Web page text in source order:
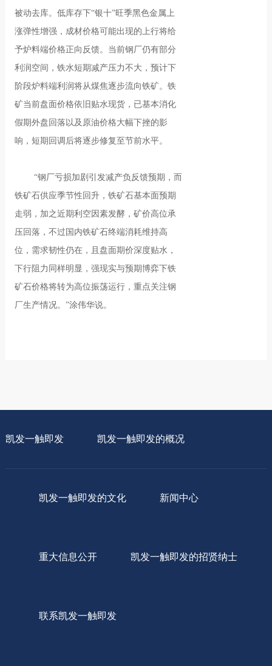
被动去库。低库存下“银十”旺季黑色金属上
涨弹性增强，成材价格可能出现的上行将给
予炉料端价格正向反馈。当前钢厂仍有部分
利润空间，铁水短期减产压力不大，预计下
阶段炉料端利润将从煤焦逐步流向铁矿。铁
矿当前盘面价格依旧贴水现货，已基本消化
假期外盘回落以及原油价格大幅下挫的影
响，短期回调后将逐步修复至节前水平。
“钢厂亏损加剧引发减产负反馈预期，而
铁矿石供应季节性回升，铁矿石基本面预期
走弱，加之近期利空因素发酵，矿价高位承
压回落，不过国内铁矿石终端消耗维持高
位，需求韧性仍在，且盘面期价深度贴水，
下行阻力同样明显，强现实与预期博弈下铁
矿石价格将转为高位振荡运行，重点关注钢
厂生产情况。”涂伟华说。
凯发一触即发 凯发一触即发的概况
凯发一触即发的文化 新闻中心
重大信息公开 凯发一触即发的招贤纳士
联系凯发一触即发